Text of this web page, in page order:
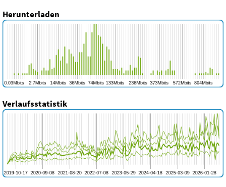
Herunterladen
Verlaufsstatistik